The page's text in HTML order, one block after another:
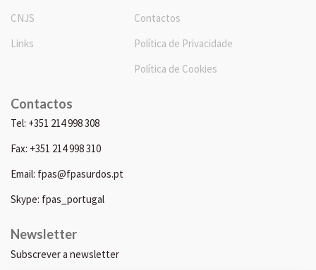
CNJS
Links
Contactos
Política de Privacidade
Política de Cookies
Contactos
Tel: +351 214 998 308
Fax: +351 214 998 310
Email: fpas@fpasurdos.pt
Skype: fpas_portugal
Newsletter
Subscrever a newsletter